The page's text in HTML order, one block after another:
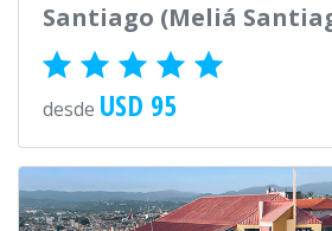
Santiago (Meliá
desde USD 95